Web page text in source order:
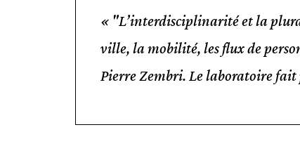
"L’interdisciplinarité et la
ville, la mobilité, les flux de
Pierre Zembri. Le laboratoire fait